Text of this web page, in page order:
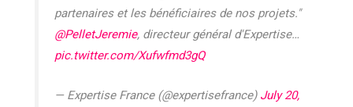
partenaires et les bénéficiaires de nos projets."
@PelletJeremie, directeur général d'Expertise…
pic.twitter.com/Xufwfmd3gQ
— Expertise France (@expertisefrance) July 20,